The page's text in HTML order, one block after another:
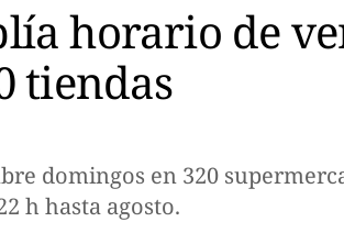
horario de
tiendas
domingos en 320
h hasta agosto.